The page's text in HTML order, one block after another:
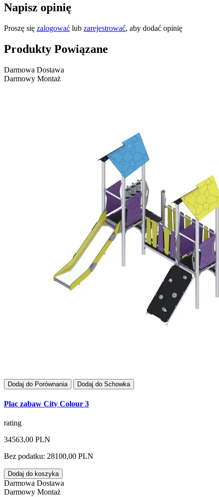
Napisz opinię
Proszę się zalogować lub zarejestrować, aby dodać opinię
Produkty Powiązane
Darmowa Dostawa
Darmowy Montaż
Dodaj do Porównania Dodaj do Schowka
Plac zabaw City Colour 3
rating
34563,00 PLN
Bez podatku: 28100,00 PLN
Dodaj do koszyka
Darmowa Dostawa
Darmowy Montaż